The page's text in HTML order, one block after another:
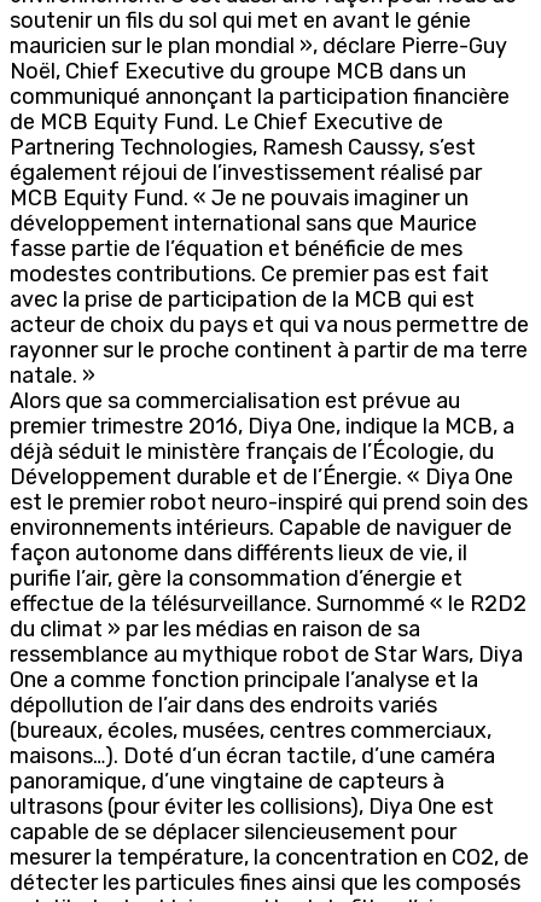
soutenir un fils du sol qui met en avant le génie
mauricien sur le plan mondial », déclare Pierre-Guy
Noël, Chief Executive du groupe MCB dans un
communiqué annonçant la participation financière
de MCB Equity Fund. Le Chief Executive de
Partnering Technologies, Ramesh Caussy, s’est
également réjoui de l’investissement réalisé par
MCB Equity Fund. « Je ne pouvais imaginer un
développement international sans que Maurice
fasse partie de l’équation et bénéficie de mes
modestes contributions. Ce premier pas est fait
avec la prise de participation de la MCB qui est
acteur de choix du pays et qui va nous permettre de
rayonner sur le proche continent à partir de ma terre
natale. »
Alors que sa commercialisation est prévue au
premier trimestre 2016, Diya One, indique la MCB, a
déjà séduit le ministère français de l’Écologie, du
Développement durable et de l’Énergie. « Diya One
est le premier robot neuro-inspiré qui prend soin des
environnements intérieurs. Capable de naviguer de
façon autonome dans différents lieux de vie, il
purifie l’air, gère la consommation d’énergie et
effectue de la télésurveillance. Surnommé « le R2D2
du climat » par les médias en raison de sa
ressemblance au mythique robot de Star Wars, Diya
One a comme fonction principale l’analyse et la
dépollution de l’air dans des endroits variés
(bureaux, écoles, musées, centres commerciaux,
maisons…). Doté d’un écran tactile, d’une caméra
panoramique, d’une vingtaine de capteurs à
ultrasons (pour éviter les collisions), Diya One est
capable de se déplacer silencieusement pour
mesurer la température, la concentration en CO2, de
détecter les particules fines ainsi que les composés